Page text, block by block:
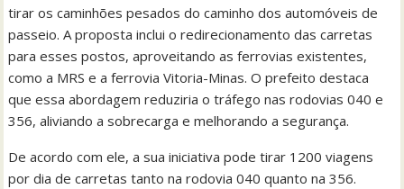
tirar os caminhões pesados do caminho dos automóveis de
passeio. A proposta inclui o redirecionamento das carretas
para esses postos, aproveitando as ferrovias existentes,
como a MRS e a ferrovia Vitoria-Minas. O prefeito destaca
que essa abordagem reduziria o tráfego nas rodovias 040 e
356, aliviando a sobrecarga e melhorando a segurança.
De acordo com ele, a sua iniciativa pode tirar 1200 viagens
por dia de carretas tanto na rodovia 040 quanto na 356.